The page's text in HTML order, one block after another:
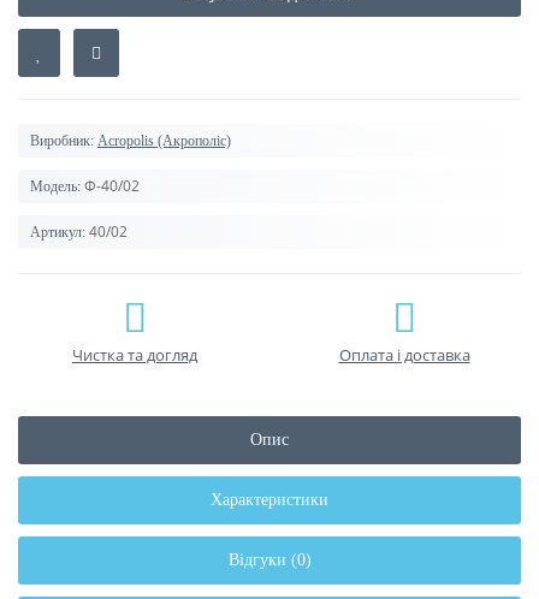
Виробник: Acropolis (Акрополіс)
Модель: Ф-40/02
Артикул: 40/02
Чистка та догляд Оплата і доставка
Опис
Характеристики
Відгуки (0)